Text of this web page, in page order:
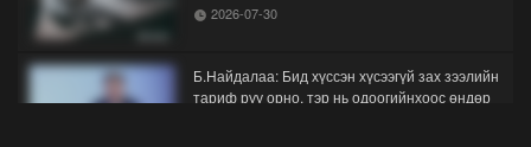
2026-07-30
Б.Найдалаа: Бид хүссэн хүсээгүй зах зээлийн
тариф руу орно, тэр нь одоогийнхоос өндөр